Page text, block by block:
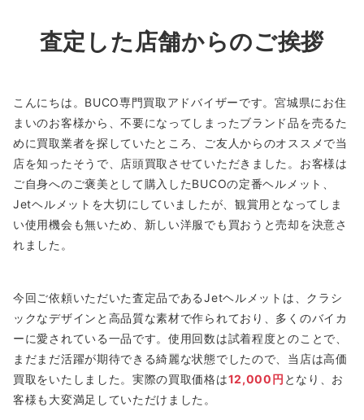
査定した店舗からのご挨拶
こんにちは。BUCO専門買取アドバイザーです。宮城県にお住
まいのお客様から、不要になってしまったブランド品を売るた
めに買取業者を探していたところ、ご友人からのオススメで当
店を知ったそうで、店頭買取させていただきました。お客様は
ご自身へのご褒美として購入したBUCOの定番ヘルメット、
Jetヘルメットを大切にしていましたが、観賞用となってしま
い使用機会も無いため、新しい洋服でも買おうと売却を決意さ
れました。
今回ご依頼いただいた査定品であるJetヘルメットは、クラシ
ックなデザインと高品質な素材で作られており、多くのバイカ
ーに愛されている一品です。使用回数は試着程度とのことで、
まだまだ活躍が期待できる綺麗な状態でしたので、当店は高価
買取をいたしました。実際の買取価格は12,000円 となり、お
客様も大変満足していただけました。